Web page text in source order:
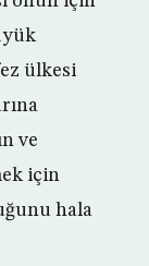
ülkesi
ve
için
hala